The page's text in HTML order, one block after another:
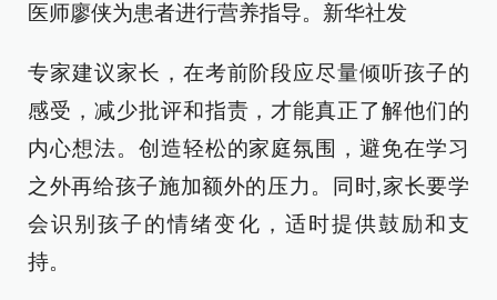
医师廖侠为患者进行营养指导。新华社发
专家建议家长，在考前阶段应尽量倾听孩子的
感受，减少批评和指责，才能真正了解他们的
内心想法。创造轻松的家庭氛围，避免在学习
之外再给孩子施加额外的压力。同时,家长要学
会识别孩子的情绪变化，适时提供鼓励和支
持。